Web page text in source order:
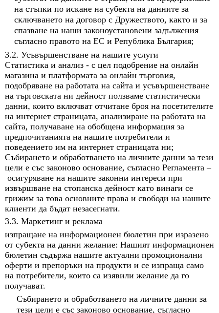
на стъпки по искане на субекта на данните за
сключването на договор с Дружеството, както и за
спазване на наши законоустановени задължения
съгласно правото на ЕС и Република България;
3.2. Усъвършенстване на нашите услуги
Статистика и анализ - с цел подобрение на онлайн
магазина и платформата за онлайн търговия,
подобряване на работата на сайта и усъвършенстване
на търговската ни дейност ползваме статистически
данни, които включват отчитане броя на посетителите
на интернет страницата, анализиране на работата на
сайта, получаване на обобщена информация за
предпочитанията на нашите потребители и
поведението им на интернет страницата ни;
Събирането и обработването на личните данни за тези
цели е със законово основание, съгласно Регламента –
осигуряване на нашите законни интереси при
извършване на стопанска дейност като винаги се
грижим за това основните права и свободи на нашите
клиенти да бъдат незасегнати.
3.3. Маркетинг и реклама
изпращане на информационен бюлетин при изразено
от субекта на данни желание: Нашият информационен
бюлетин съдържа нашите актуални промоционални
оферти и препоръки на продукти и се изпраща само
на потребители, които са изявили желание да го
получават.
Събирането и обработването на личните данни за
тези цели е със законово основание, съгласно